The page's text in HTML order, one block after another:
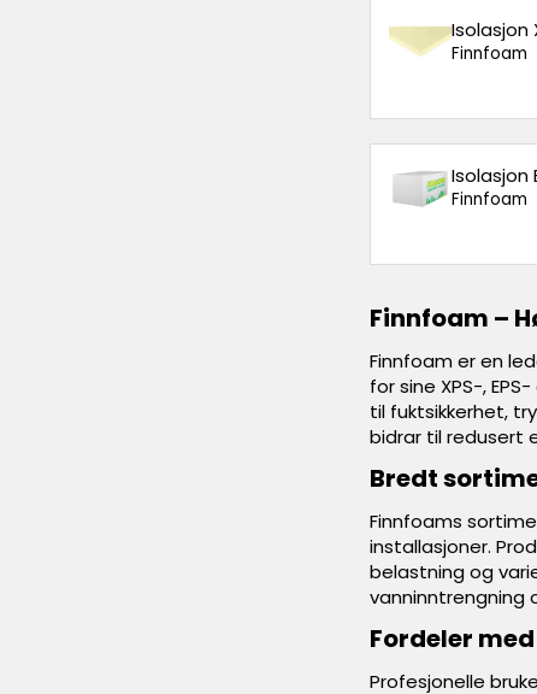
Isolasjon
Finnfoam
Isolasjon
Finnfoam
Finnfoam –
Finnfoam er en
for sine XPS-,
til fuktsikkerhet,
bidrar til redusert
Bredt
Finnfoams
installasjoner.
belastning og
vanninntrengning
Fordeler
Profesjonelle